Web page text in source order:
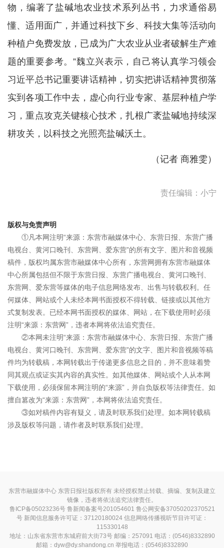
物，编著了盐碱地农业技术系列丛书，力求通俗易
懂、适用面广，并通过科技下乡、科技大集等活动向
种植户免费发放，已成为广大农业从业者破解生产难
题的重要参考。”魏立兴表示，自己将认真学习领会
习近平总书记重要讲话精神，切实把讲话精神贯彻落
实到各项工作中去，虚心向行业专家、基层种植户学
习，重点攻克关键核心技术，扎根广袤盐碱地持续深
耕攻关，以科技之光照亮盐碱沃土。
（记者 商雅雯 ）
责任编辑：小宁
版权与免责声明
①凡本网注明“来源：东营市融媒体中心、东营日报、东营广播
电视台、黄河口晚刊、东营网、爱东营”的所有文字、图片和音视频
稿件，版权均属东营市融媒体中心所有，东营网拥有东营市融媒体
中心所属包括但不限于东营日报、东营广播电视台、黄河口晚刊、
东营网、爱东营等媒体的电子信息网络发布、出售与转载权利。任
何媒体、网站或个人未经本网书面授权不得转载、链接或以其他方
式复制发表。已经本网书面授权的媒体、网站，在下载使用时必须
注明“来源：东营网”，违者本网将依法追究责任。
②本网未注明“来源：东营市融媒体中心、东营日报、东营广播
电视台、黄河口晚刊、东营网、爱东营”的文字、图片和音视频等稿
件均为转载稿，本网转载出于传递更多信息之目的，并不意味着赞
同其观点或证实其内容的真实性。如其他媒体、网站或个人从本网
下载使用，必须保留本网注明的“来源”，并自负版权等法律责任。如
擅自篡改为“来源：东营网”，本网将依法追究责任。
③如对稿件内容有疑义，请及时联系我们处理。如本网转载稿
涉及版权等问题，请作者及时联系我们处理。
东营市融媒体中心 东营日报社版权所有 未经授权禁止转载、摘编、复制及建立
镜像，违者将依法追究法律责任。
鲁ICP备05023236号鲁新闻备案号201054601 鲁公网安备37050202370521
号 新闻信息服务许可证：37120180024信息网络传播视听节目许可证：
115330148
地址：山东省东营市东城府前大街73号 邮编：257091 电话：(0546)8332890
邮箱：dyw@dy.shandong.cn 举报电话：(0546)8332890